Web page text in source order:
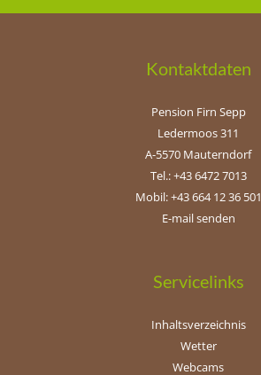
Kontaktdaten
Pension Firn Sepp
Ledermoos 311
A-5570 Mauterndorf
Tel.: +43 6472 7013
Mobil: +43 664 12 36 501
E-mail senden
Servicelinks
Inhaltsverzeichnis
Wetter
Webcams